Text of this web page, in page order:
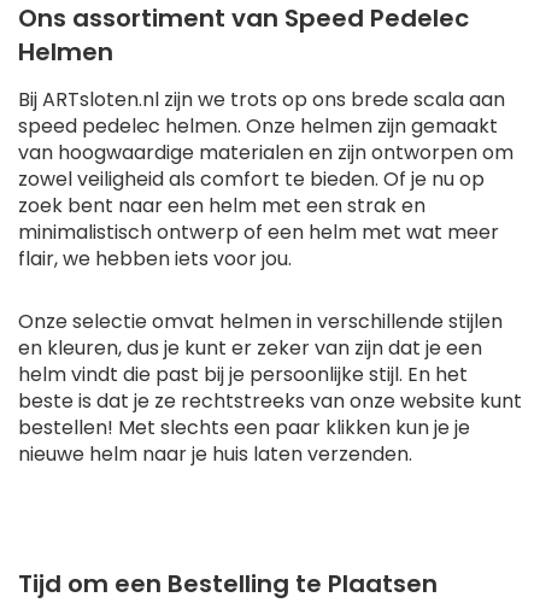
Ons assortiment van Speed Pedelec
Helmen
Bij ARTsloten.nl zijn we trots op ons brede scala aan
speed pedelec helmen. Onze helmen zijn gemaakt
van hoogwaardige materialen en zijn ontworpen om
zowel veiligheid als comfort te bieden. Of je nu op
zoek bent naar een helm met een strak en
minimalistisch ontwerp of een helm met wat meer
flair, we hebben iets voor jou.
Onze selectie omvat helmen in verschillende stijlen
en kleuren, dus je kunt er zeker van zijn dat je een
helm vindt die past bij je persoonlijke stijl. En het
beste is dat je ze rechtstreeks van onze website kunt
bestellen! Met slechts een paar klikken kun je je
nieuwe helm naar je huis laten verzenden.
Tijd om een Bestelling te Plaatsen